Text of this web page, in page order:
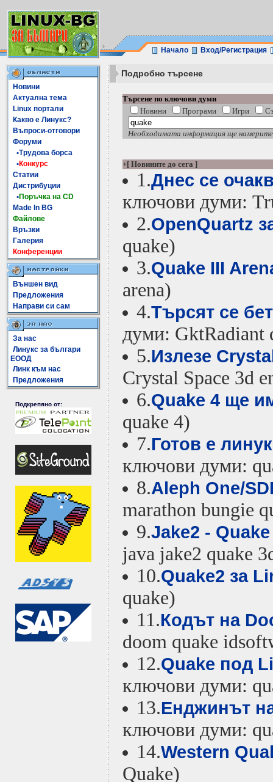
Начало Вход/Регистрация
Новини
Актуална тема
Linux портали
Какво е Линукс?
Въпроси-отговори
Форуми
•Трудова борса
•Конкурс
Статии
Дистрибуции
•Поръчка на CD
Made In BG
Файлове
Връзки
Галерия
Конференции
Външен вид
Предложения
Направи си сам
За нас
Линукс за българи
ЕООД
Линк към нас
Предложения
Подкрепяно от:
Подробно търсене
Търсене по ключови думи
Новини
Програми Игри
Необходимата информация ще намерите
+[ Новините до сега ]
1.Днес се
ключови думи:
2.OpenQuartz
quake)
3.Quake III
arena)
4.Търсят се
думи: GktRadiant
5.Излезе
Crystal Space 3d
6.Quake 4 ще
quake 4)
7.Готов е
ключови думи:
8.Aleph One/
marathon bungie
9.Jake2 -
java jake2 quake
10.Quake2 за
quake)
11.Кодът на
doom quake
12.Quake под
ключови думи:
13.Енджинът
ключови думи:
14.Western
Quake)